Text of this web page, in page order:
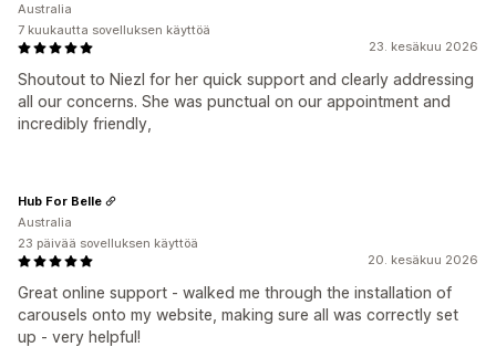
23. kesäkuu 2026
Shoutout to Niezl for her quick support and clearly addressing
all our concerns. She was punctual on our appointment and
incredibly friendly,
Australia
7 kuukautta sovelluksen käyttöä
20. kesäkuu 2026
Great online support - walked me through the installation of
carousels onto my website, making sure all was correctly set
up - very helpful!
Hub For Belle
Australia
23 päivää sovelluksen käyttöä